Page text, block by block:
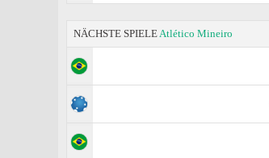
NÄCHSTE SPIELEAtlético Mineiro